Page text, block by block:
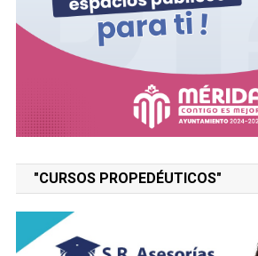
"CURSOS PROPEDÉUTICOS"